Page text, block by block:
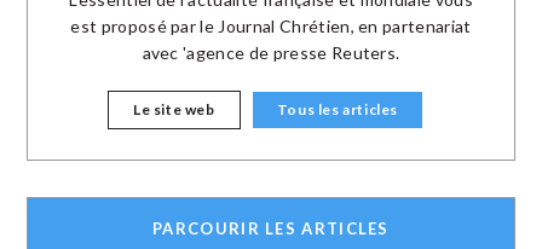
est proposé par le Journal Chrétien, en partenariat
avec 'agence de presse Reuters.
Le site web Tous les articles
PARCOURIR LES ARTICLES